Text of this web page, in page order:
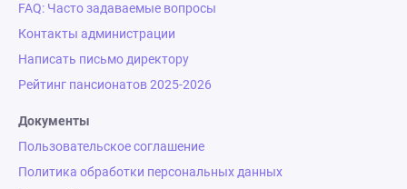
FAQ: Часто задаваемые вопросы
Контакты администрации
Написать письмо директору
Рейтинг пансионатов 2025-2026
Документы
Пользовательское соглашение
Политика обработки персональных данных